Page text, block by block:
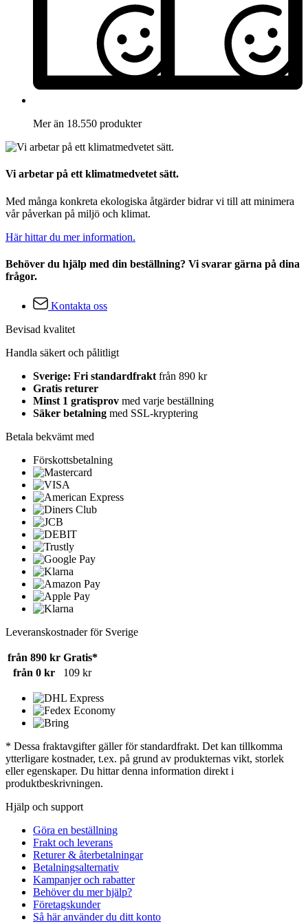
Mer än 18.550 produkter
Vi arbetar på ett klimatmedvetet sätt.
Med många konkreta ekologiska åtgärder bidrar vi till att minimera
vår påverkan på miljö och klimat.
Här hittar du mer information.
Behöver du hjälp med din beställning? Vi svarar gärna på dina
frågor.
Kontakta oss
Bevisad kvalitet
Handla säkert och pålitligt
Sverige: Fri standardfrakt från 890 kr
Gratis returer
Minst 1 gratisprov med varje beställning
Säker betalning med SSL-kryptering
Betala bekvämt med
Förskottsbetalning
Leveranskostnader för Sverige
från 890 kr Gratis*
från 0 kr
109 kr
* Dessa fraktavgifter gäller för standardfrakt. Det kan tillkomma
ytterligare kostnader, t.ex. på grund av produkternas vikt, storlek
eller egenskaper. Du hittar denna information direkt i
produktbeskrivningen.
Hjälp och support
Göra en beställning
Frakt och leverans
Returer & återbetalningar
Betalningsalternativ
Kampanjer och rabatter
Behöver du mer hjälp?
Företagskunder
Så här använder du ditt konto